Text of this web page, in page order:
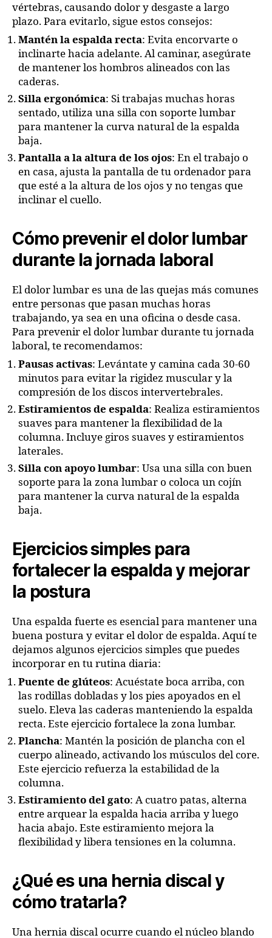
vértebras, causando dolor y desgaste a largo
plazo. Para evitarlo, sigue estos consejos:
Mantén la espalda recta: Evita encorvarte o
inclinarte hacia adelante. Al caminar, asegúrate
de mantener los hombros alineados con las
caderas.
Silla ergonómica: Si trabajas muchas horas
sentado, utiliza una silla con soporte lumbar
para mantener la curva natural de la espalda
baja.
Pantalla a la altura de los ojos: En el trabajo o
en casa, ajusta la pantalla de tu ordenador para
que esté a la altura de los ojos y no tengas que
inclinar el cuello.
Cómo prevenir el dolor lumbar
durante la jornada laboral
El dolor lumbar es una de las quejas más comunes
entre personas que pasan muchas horas
trabajando, ya sea en una oficina o desde casa.
Para prevenir el dolor lumbar durante tu jornada
laboral, te recomendamos:
Pausas activas: Levántate y camina cada 30-60
minutos para evitar la rigidez muscular y la
compresión de los discos intervertebrales.
Estiramientos de espalda: Realiza estiramientos
suaves para mantener la flexibilidad de la
columna. Incluye giros suaves y estiramientos
laterales.
Silla con apoyo lumbar: Usa una silla con buen
soporte para la zona lumbar o coloca un cojín
para mantener la curva natural de la espalda
baja.
Ejercicios simples para
fortalecer la espalda y mejorar
la postura
Una espalda fuerte es esencial para mantener una
buena postura y evitar el dolor de espalda. Aquí te
dejamos algunos ejercicios simples que puedes
incorporar en tu rutina diaria:
Puente de glúteos: Acuéstate boca arriba, con
las rodillas dobladas y los pies apoyados en el
suelo. Eleva las caderas manteniendo la espalda
recta. Este ejercicio fortalece la zona lumbar.
Plancha: Mantén la posición de plancha con el
cuerpo alineado, activando los músculos del core.
Este ejercicio refuerza la estabilidad de la
columna.
Estiramiento del gato: A cuatro patas, alterna
entre arquear la espalda hacia arriba y luego
hacia abajo. Este estiramiento mejora la
flexibilidad y libera tensiones en la columna.
¿Qué es una hernia discal y
cómo tratarla?
Una hernia discal ocurre cuando el núcleo blando